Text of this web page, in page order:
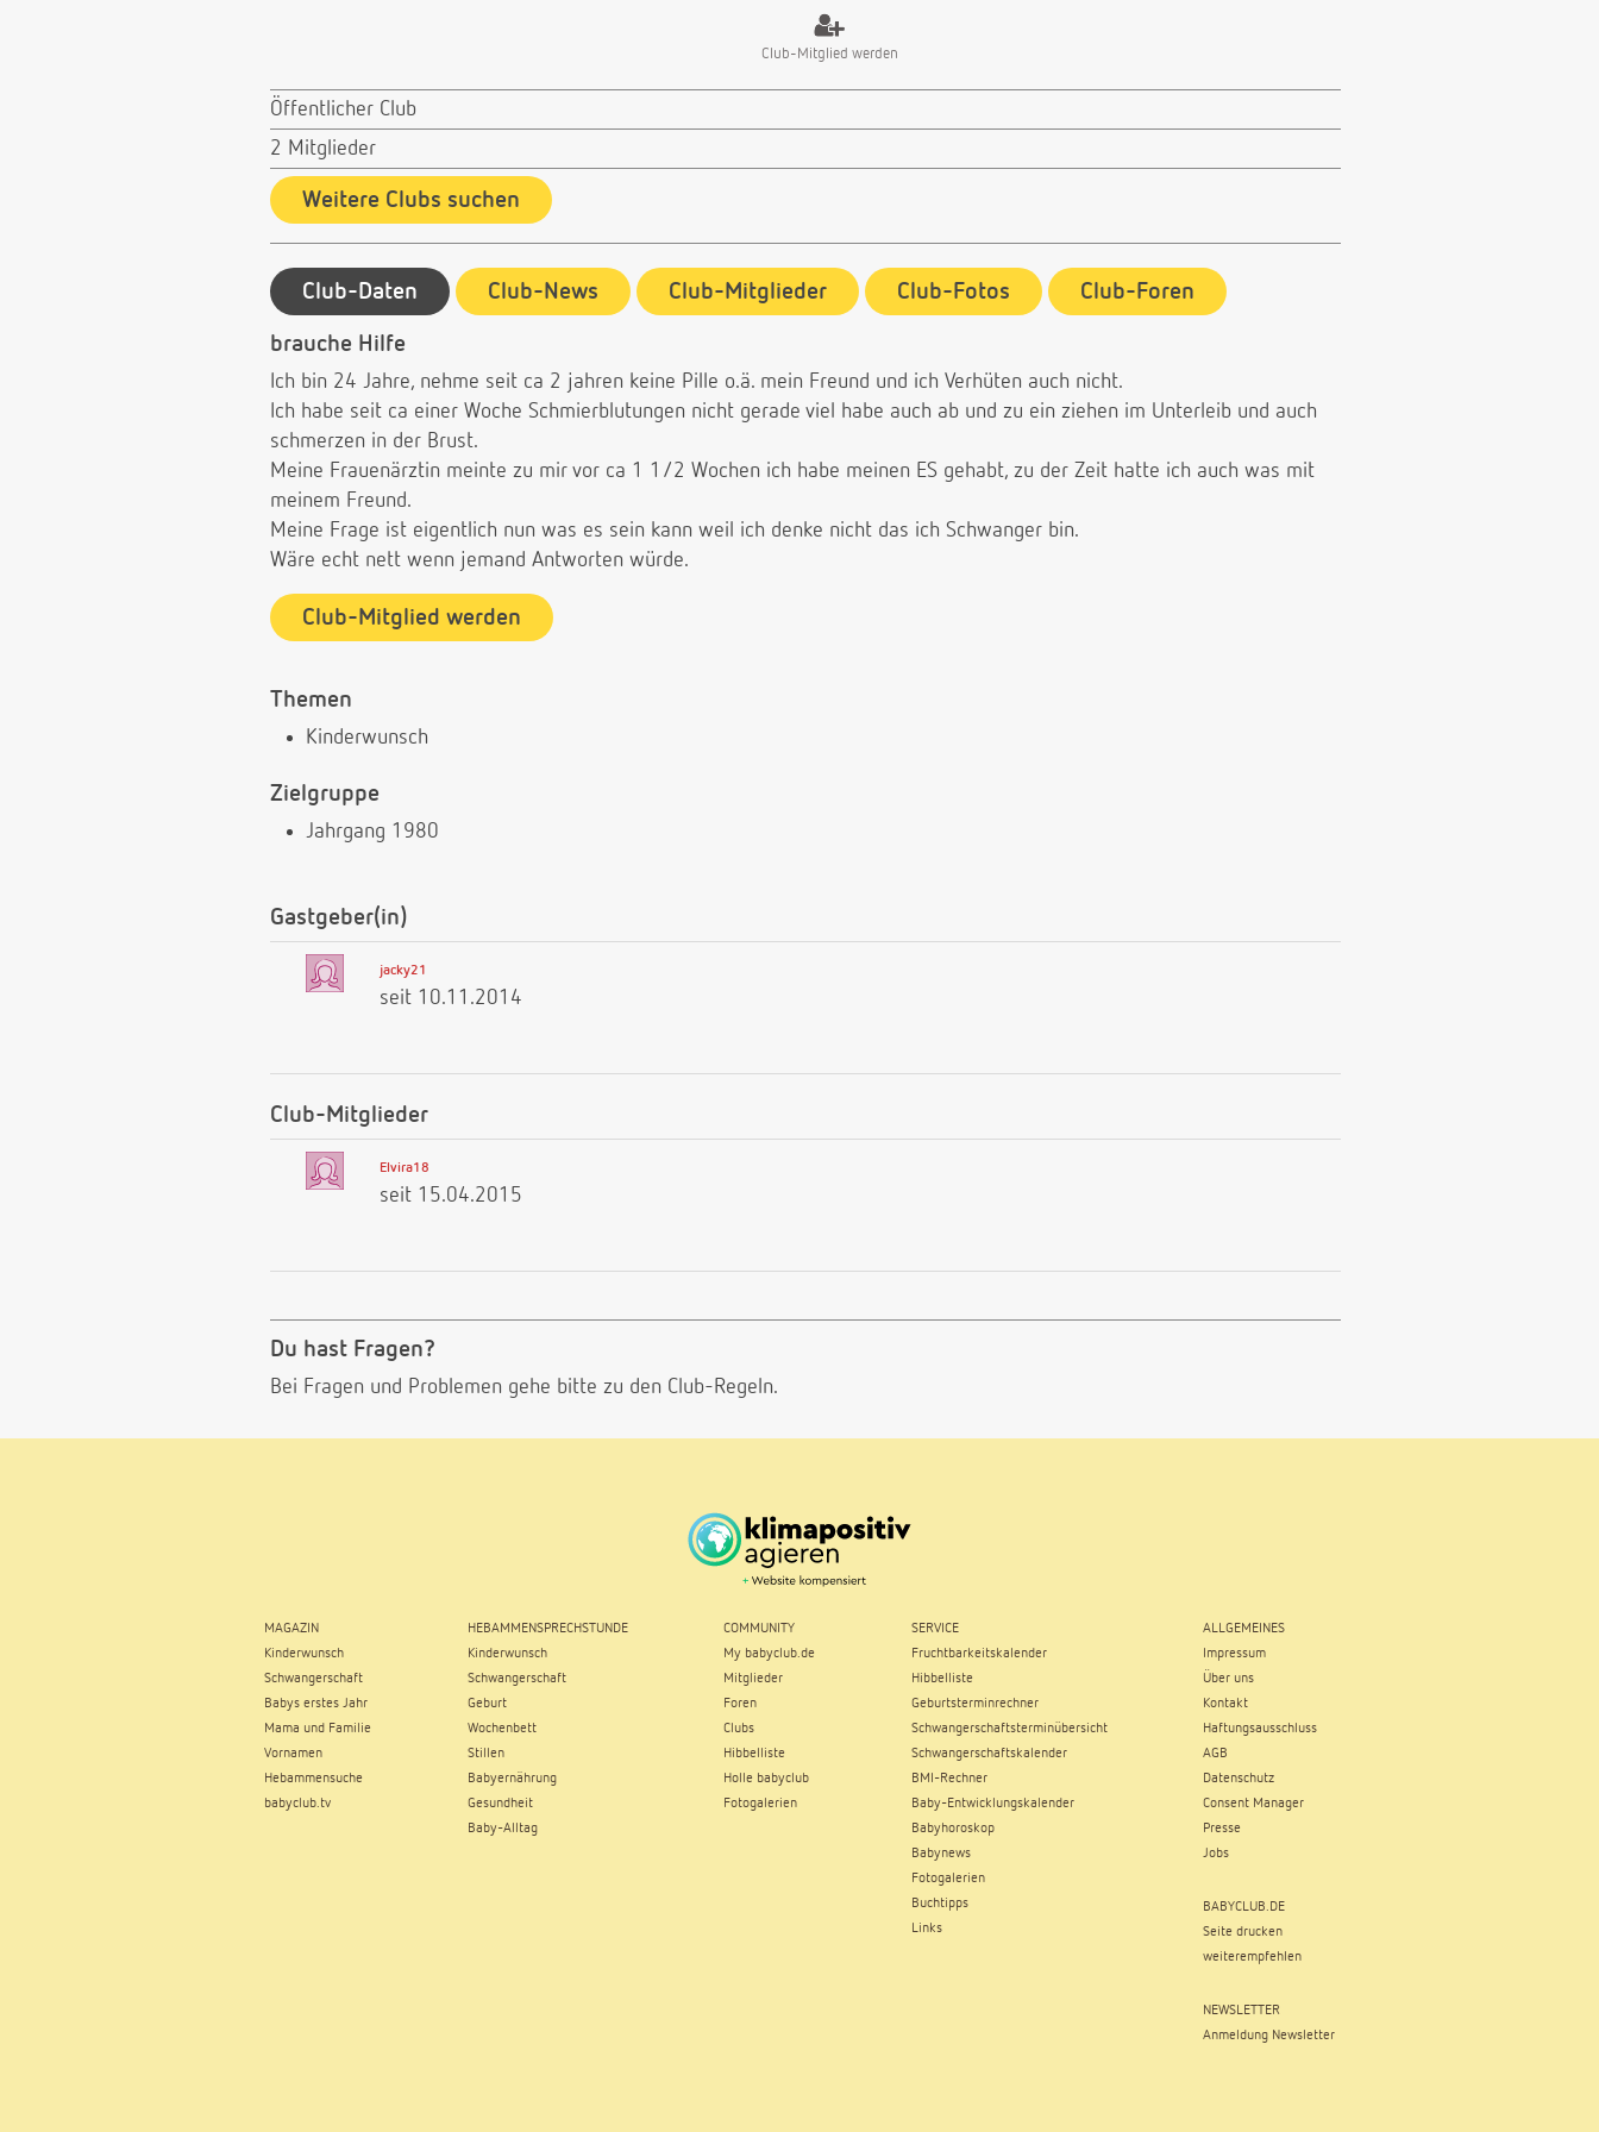
Club-Mitglied werden
Öffentlicher Club
2 Mitglieder
Weitere Clubs suchen
Club-Daten Club-News Club-Mitglieder Club-Fotos Club-Foren
brauche Hilfe
Ich bin 24 Jahre, nehme seit ca 2 jahren keine Pille o.ä. mein Freund und ich Verhüten auch nicht.
Ich habe seit ca einer Woche Schmierblutungen nicht gerade viel habe auch ab und zu ein ziehen im Unterleib und auch
schmerzen in der Brust.
Meine Frauenärztin meinte zu mir vor ca 1 1/2 Wochen ich habe meinen ES gehabt, zu der Zeit hatte ich auch was mit
meinem Freund.
Meine Frage ist eigentlich nun was es sein kann weil ich denke nicht das ich Schwanger bin.
Wäre echt nett wenn jemand Antworten würde.
Club-Mitglied werden
Themen
Kinderwunsch
Zielgruppe
Jahrgang 1980
Gastgeber(in)
jacky21
seit 10.11.2014
Club-Mitglieder
Elvira18
seit 15.04.2015
Du hast Fragen?
Bei Fragen und Problemen gehe bitte zu den Club-Regeln.
MAGAZIN
Kinderwunsch
Schwangerschaft
Babys erstes Jahr
Mama und Familie
Vornamen
Hebammensuche
babyclub.tv
HEBAMMENSPRECHSTUNDE
Kinderwunsch
Schwangerschaft
Geburt
Wochenbett
Stillen
Babyernährung
Gesundheit
Baby-Alltag
COMMUNITY
My babyclub.de
Mitglieder
Foren
Clubs
Hibbelliste
Holle babyclub
Fotogalerien
SERVICE
Fruchtbarkeitskalender
Hibbelliste
Geburtsterminrechner
Schwangerschaftsterminübersicht
Schwangerschaftskalender
BMI-Rechner
Baby-Entwicklungskalender
Babyhoroskop
Babynews
Fotogalerien
Buchtipps
Links
ALLGEMEINES
Impressum
Über uns
Kontakt
Haftungsausschluss
AGB
Datenschutz
Consent Manager
Presse
Jobs
BABYCLUB.DE
Seite drucken
weiterempfehlen
NEWSLETTER
Anmeldung Newsletter